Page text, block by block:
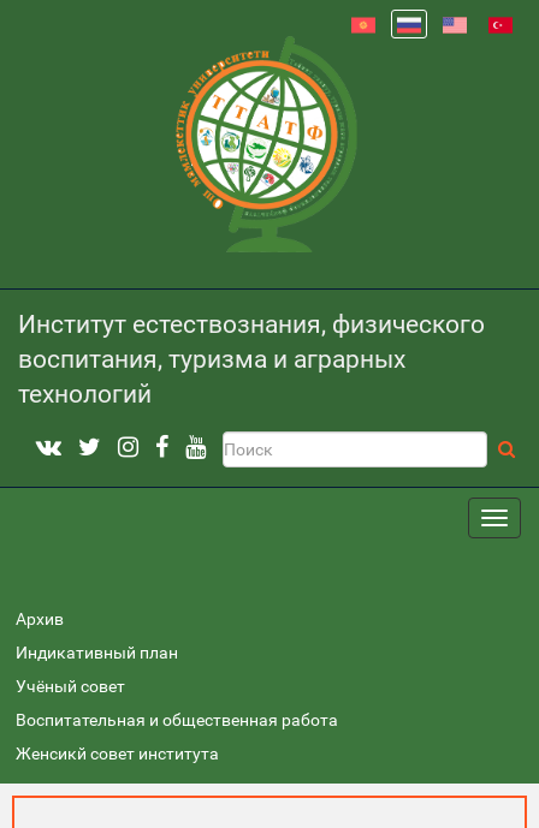
Институт естествознания, физического
воспитания, туризма и аграрных
технологий
Архив
Индикативный план
Учёный совет
Воспитательная и общественная работа
Женсикй совет института